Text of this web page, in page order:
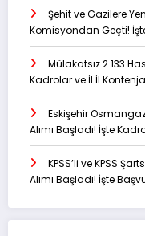
Şehit ve Gazilere
Komisyondan Geçti!
Mülakatsız 2.133
Kadrolar ve İl İl
Eskişehir
Alımı Başladı! İşte
KPSS’li ve KPSS
Alımı Başladı! İşte